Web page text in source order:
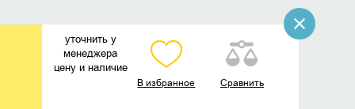
уточнить у
менеджера
цену и наличие
В избранное Сравнить